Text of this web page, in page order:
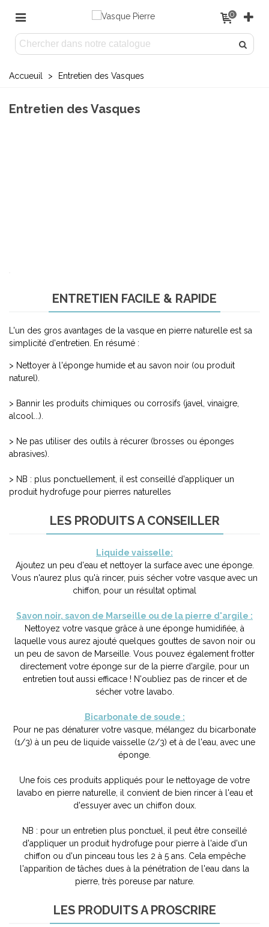
0
Accueuil > Entretien des Vasques
Entretien des Vasques
ENTRETIEN FACILE & RAPIDE
L'un des gros avantages de la vasque en pierre naturelle est sa
simplicité d'entretien. En résumé :
> Nettoyer à l'éponge humide et au savon noir (ou produit
naturel).
> Bannir les produits chimiques ou corrosifs (javel, vinaigre,
alcool...).
> Ne pas utiliser des outils à récurer (brosses ou éponges
abrasives).
> NB : plus ponctuellement, il est conseillé d'appliquer un
produit hydrofuge pour pierres naturelles
LES PRODUITS A CONSEILLER
Liquide vaisselle:
Ajoutez un peu d'eau et nettoyer la surface avec une éponge.
Vous n'aurez plus qu'à rincer, puis sécher votre vasque avec un
chiffon, pour un résultat optimal
Savon noir, savon de Marseille ou de la pierre d'argile :
Nettoyez votre vasque grâce à une éponge humidifiée, à
laquelle vous aurez ajouté quelques gouttes de savon noir ou
un peu de savon de Marseille. Vous pouvez également frotter
directement votre éponge sur de la pierre d'argile, pour un
entretien tout aussi efficace ! N'oubliez pas de rincer et de
sécher votre lavabo.
Bicarbonate de soude :
Pour ne pas dénaturer votre vasque, mélangez du bicarbonate
(1/3) à un peu de liquide vaisselle (2/3) et à de l'eau, avec une
éponge.
Une fois ces produits appliqués pour le nettoyage de votre
lavabo en pierre naturelle, il convient de bien rincer à l'eau et
d'essuyer avec un chiffon doux.
NB : pour un entretien plus ponctuel, il peut être conseillé
d'appliquer un produit hydrofuge pour pierre à l'aide d'un
chiffon ou d'un pinceau tous les 2 à 5 ans. Cela empêche
l'apparition de tâches dues à la pénétration de l'eau dans la
pierre, très poreuse par nature.
LES PRODUITS A PROSCRIRE